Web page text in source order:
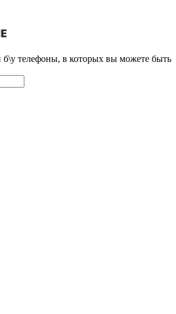
телефоны, в которых вы можете быть